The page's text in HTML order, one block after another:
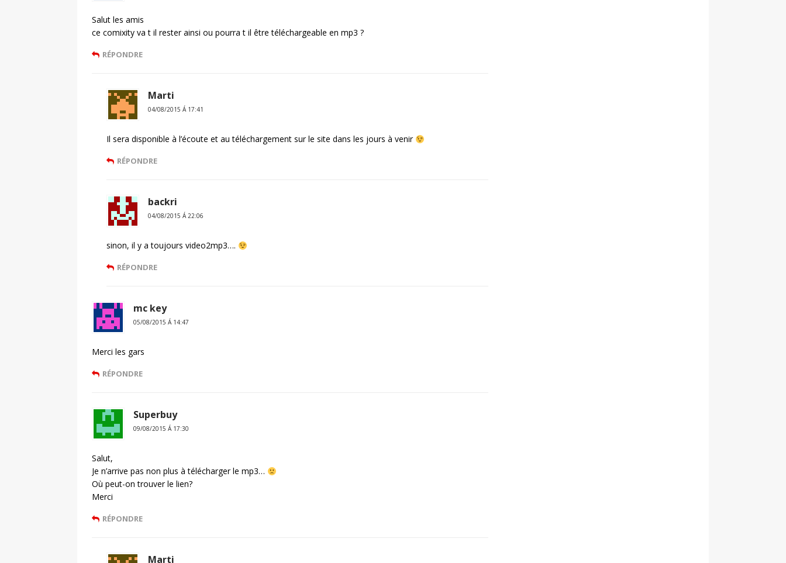
Salut les amis
ce comixity va t il rester ainsi ou pourra t il être téléchargeable en mp3 ?
RÉPONDRE
Marti
04/08/2015 Á 17:41
Il sera disponible à l’écoute et au téléchargement sur le site dans les jours à venir
RÉPONDRE
backri
04/08/2015 Á 22:06
sinon, il y a toujours video2mp3….
RÉPONDRE
mc key
05/08/2015 Á 14:47
Merci les gars
RÉPONDRE
Superbuy
09/08/2015 Á 17:30
Salut,
Je n’arrive pas non plus à télécharger le mp3…
Où peut-on trouver le lien?
Merci
RÉPONDRE
Marti